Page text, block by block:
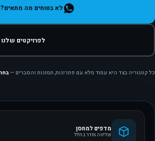
לא בטוחים מה מתאים?
לפרויקטים שלנו
כל קטגוריה בצד היא עמוד מלא עם פתרונות, תמונות והסברים —
מדפים למחסן
שליטה וסדר בחלל